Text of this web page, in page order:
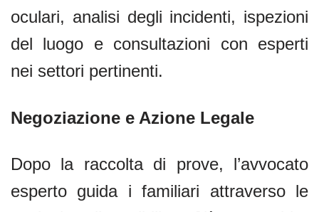
oculari, analisi degli incidenti, ispezioni
del luogo e consultazioni con esperti
nei settori pertinenti.
Negoziazione e Azione Legale
Dopo la raccolta di prove, l’avvocato
esperto guida i familiari attraverso le